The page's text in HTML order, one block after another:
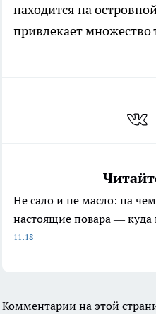
находится на
привлекает множество
Не сало и не масло: на
настоящие повара — куда
11:18
Комментарии на этой